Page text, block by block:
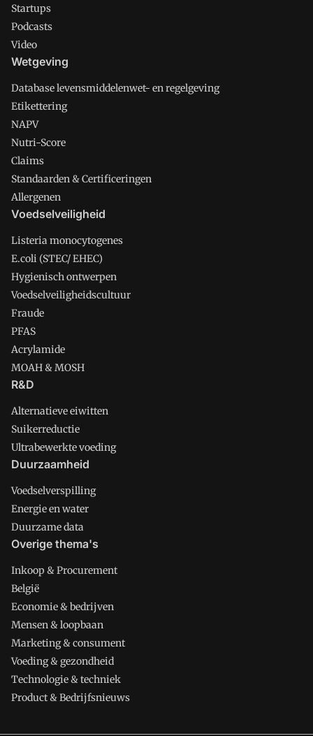
Startups
Podcasts
Video
Wetgeving
Database levensmiddelenwet- en regelgeving
Etikettering
NAPV
Nutri-Score
Claims
Standaarden & Certificeringen
Allergenen
Voedselveiligheid
Listeria monocytogenes
E.coli (STEC/ EHEC)
Hygienisch ontwerpen
Voedselveiligheidscultuur
Fraude
PFAS
Acrylamide
MOAH & MOSH
R&D
Alternatieve eiwitten
Suikerreductie
Ultrabewerkte voeding
Duurzaamheid
Voedselverspilling
Energie en water
Duurzame data
Overige thema's
Inkoop & Procurement
België
Economie & bedrijven
Mensen & loopbaan
Marketing & consument
Voeding & gezondheid
Technologie & techniek
Product & Bedrijfsnieuws